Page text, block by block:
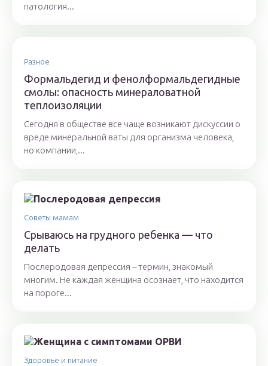
патология...
Разное
Формальдегид и фенолформальдегидные
смолы: опасность минераловатной
теплоизоляции
Сегодня в обществе все чаще возникают дискуссии о
вреде минеральной ваты для организма человека,
но компании,...
Советы мамам
Срываюсь на грудного ребенка — что
делать
Послеродовая депрессия – термин, знакомый
многим. Не каждая женщина осознает, что находится
на пороге...
Здоровье и питание